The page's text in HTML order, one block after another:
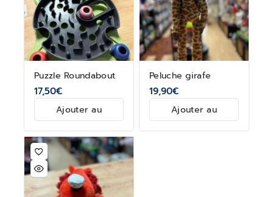
Puzzle Roundabout
17,50€
Ajouter au
Peluche girafe
19,90€
Ajouter au